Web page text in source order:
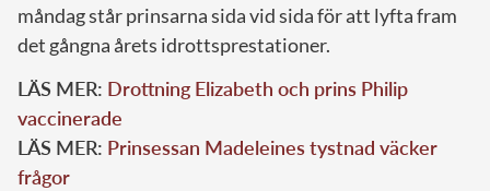
måndag står prinsarna sida vid sida för att lyfta fram
det gångna årets idrottsprestationer.
LÄS MER: Drottning Elizabeth och prins Philip
vaccinerade
LÄS MER: Prinsessan Madeleines tystnad väcker
frågor